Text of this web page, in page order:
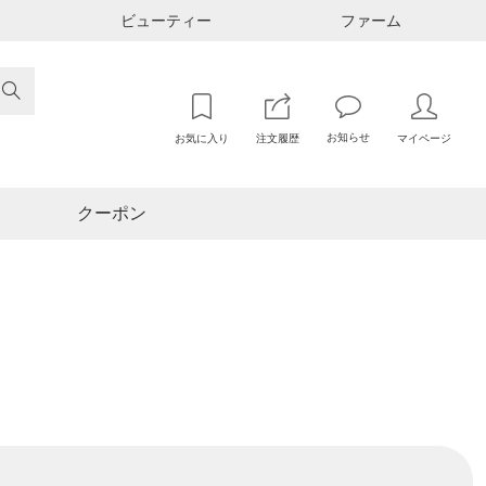
ビューティー ファーム

お気に入り 注文履歴 お知らせ マイページ
クーポン